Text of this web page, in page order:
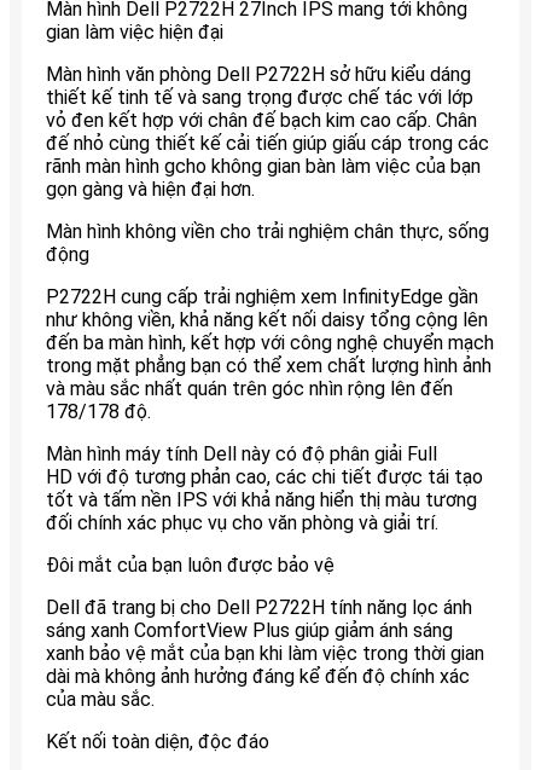
Màn hình Dell P2722H 27Inch IPS mang tới không
gian làm việc hiện đại
Màn hình văn phòng Dell P2722H sở hữu kiểu dáng
thiết kế tinh tế và sang trọng được chế tác với lớp
vỏ đen kết hợp với chân đế bạch kim cao cấp. Chân
đế nhỏ cùng thiết kế cải tiến giúp giấu cáp trong các
rãnh màn hình gcho không gian bàn làm việc của bạn
gọn gàng và hiện đại hơn.
Màn hình không viền cho trải nghiệm chân thực, sống
động
P2722H cung cấp trải nghiệm xem InfinityEdge gần
như không viền, khả năng kết nối daisy tổng cộng lên
đến ba màn hình, kết hợp với công nghệ chuyển mạch
trong mặt phẳng bạn có thể xem chất lượng hình ảnh
và màu sắc nhất quán trên góc nhìn rộng lên đến
178/178 độ.
Màn hình máy tính Dell này có độ phân giải Full
HD với độ tương phản cao, các chi tiết được tái tạo
tốt và tấm nền IPS với khả năng hiển thị màu tương
đối chính xác phục vụ cho văn phòng và giải trí.
Đôi mắt của bạn luôn được bảo vệ
Dell đã trang bị cho Dell P2722H tính năng lọc ánh
sáng xanh ComfortView Plus giúp giảm ánh sáng
xanh bảo vệ mắt của bạn khi làm việc trong thời gian
dài mà không ảnh hưởng đáng kể đến độ chính xác
của màu sắc.
Kết nối toàn diện, độc đáo